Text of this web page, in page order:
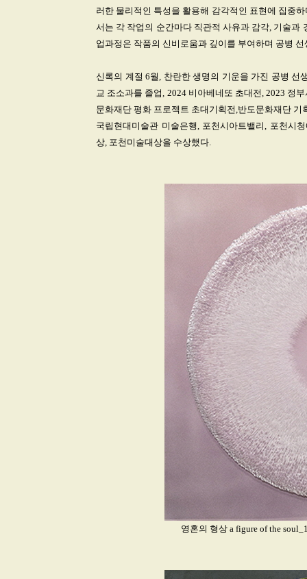
러한 물리적인 특성을 활용해 감각적인 표현에 집중
서는 각 작업의 순간마다 직관적 사유과 감각, 기술과
업과정은 작품의 신비로움과 깊이를 부여하며 공병
신록의 계절 6월, 찬란한 생명의 기운을 가진 공병 선
교 조소과를 졸업, 2024 비아베네또 초대전, 2023 정
문화재단 평화 프로젝트 초대기획전,반도문화재단
국립현대미술관 미술은행, 포천시아트밸리, 포천시
상, 포천미술대상을 수상했다.
영혼의 형상 a figure of the